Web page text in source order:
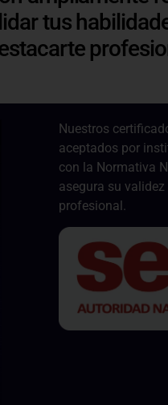
tus
Nuestros
aceptados por
con la Normativa
asegura su
profesional.